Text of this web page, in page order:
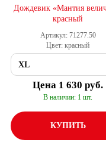
Дождевик «Мантия
красный
Артикул: 71277.50
Цвет: красный
Цена 1 630 руб.
В наличии: 1 шт.
КУПИТЬ